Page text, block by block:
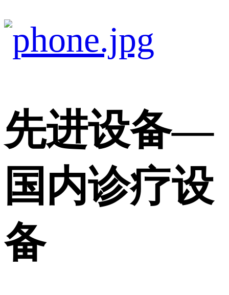
先进设备—
国内诊疗设
备